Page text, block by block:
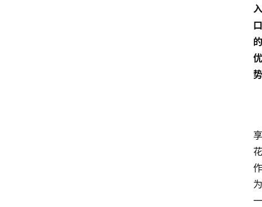
入
口
的
优
势
享
花
作
为
一